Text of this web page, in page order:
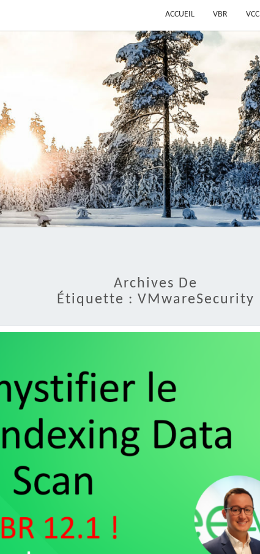
ACCUEIL VBR VCC
Archives De
Étiquette : VMwareSecurity